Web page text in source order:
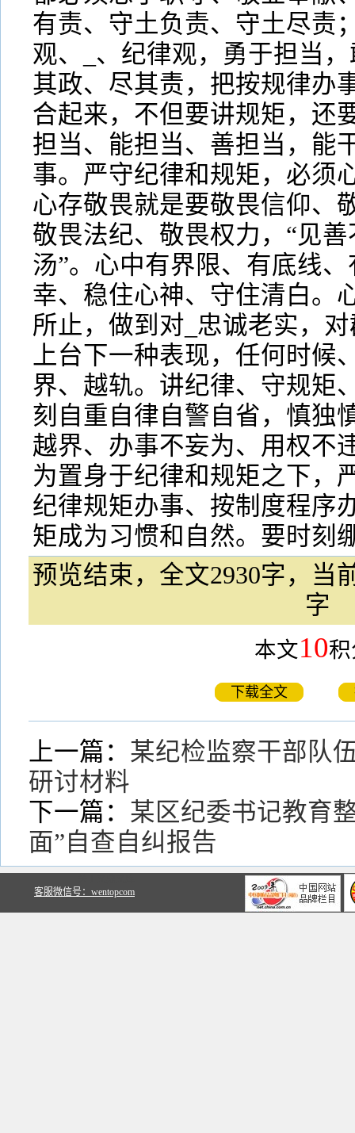
有责、守土负责、守土尽责
观、_、纪律观，勇于担当
其政、尽其责，把按规律办
合起来，不但要讲规矩，还
担当、能担当、善担当，能
事。严守纪律和规矩，必须
心存敬畏就是要敬畏信仰、
敬畏法纪、敬畏权力，“见
汤”。心中有界限、有底线
幸、稳住心神、守住清白。
所止，做到对_忠诚老实，
上台下一种表现，任何时候
界、越轨。讲纪律、守规矩
刻自重自律自警自省，慎独
越界、办事不妄为、用权不
为置身于纪律和规矩之下，
纪律规矩办事、按制度程序
矩成为习惯和自然。要时
预览结束，全文2930字，当
字
本文10
下载全文
上一篇： 某纪检监察干部队
研讨材料
下一篇： 某区纪委书记教育
面”自查自纠报告
客服微信号：wentopcom